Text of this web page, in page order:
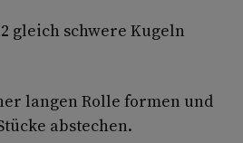
gleich schwere Kugeln
langen Rolle formen und
abstechen.